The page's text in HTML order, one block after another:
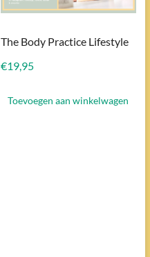
The Body Practice Lifestyle
€19,95
Toevoegen aan winkelwagen